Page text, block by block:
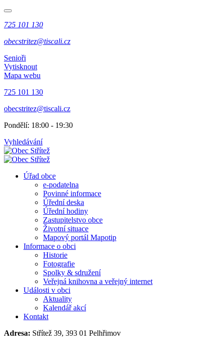
725 101 130
obecstritez@tiscali.cz
Senioři
Vytisknout
Mapa webu
725 101 130
obecstritez@tiscali.cz
Pondělí: 18:00 - 19:30
Vyhledávání
Úřad obce
e-podatelna
Povinné informace
Úřední deska
Úřední hodiny
Zastupitelstvo obce
Životní situace
Mapový portál Mapotip
Informace o obci
Historie
Fotografie
Spolky & sdružení
Veřejná knihovna a veřejný internet
Události v obci
Aktuality
Kalendář akcí
Kontakt
Adresa: Střítež 39, 393 01 Pelhřimov